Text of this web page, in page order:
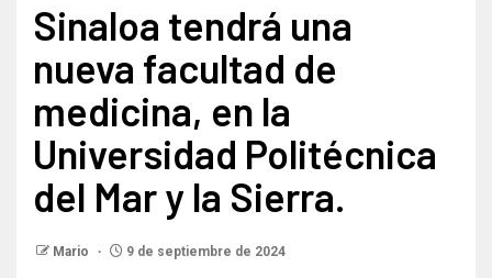
Sinaloa tendrá una
nueva facultad de
medicina, en la
Universidad Politécnica
del Mar y la Sierra.
Mario 9 de septiembre de 2024